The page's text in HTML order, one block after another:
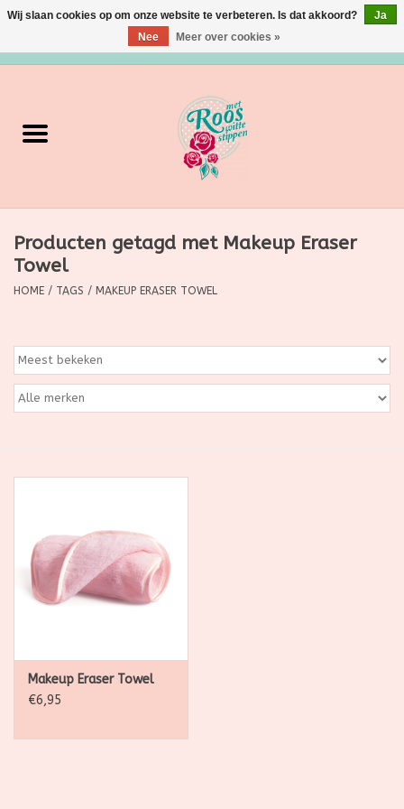
Verzorging
Grimeermateriaal
Eten/Drinken
Ditjes & Datjes
Belgisch
Workshops
Producten getagd met Makeup Eraser
Towel
HOME / TAGS / MAKEUP ERASER TOWEL
Makeup Eraser Towel
€6,95
Wij slaan cookies op om onze website te verbeteren. Is dat akkoord?
Ja
Nee
Meer over cookies »